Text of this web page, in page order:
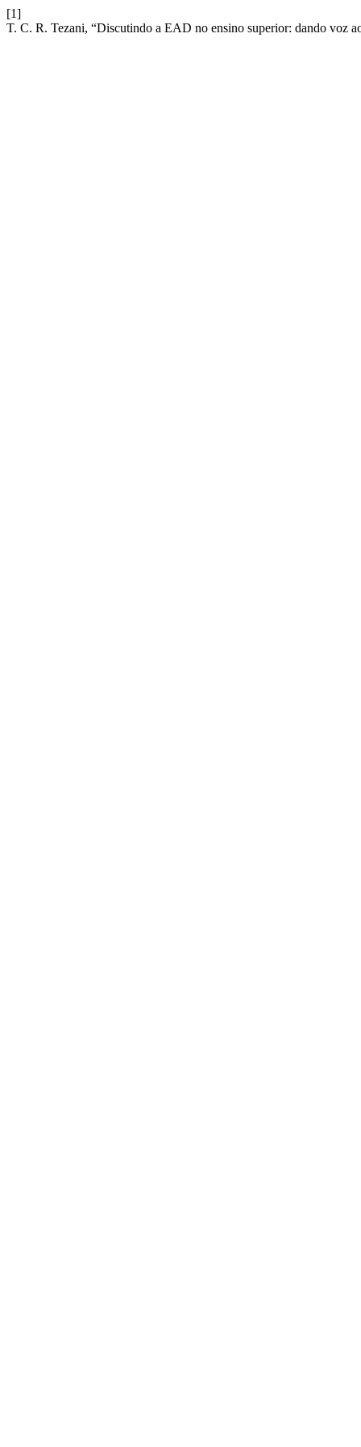
[1]
T. C. R. Tezani, “Discutindo a EAD no ensino superior: dando voz